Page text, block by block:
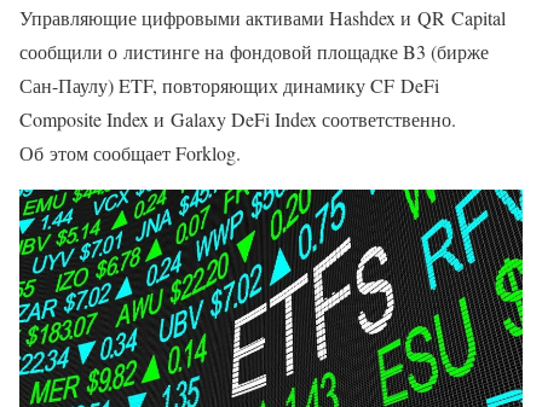
Управляющие цифровыми активами Hashdex и QR Capital
сообщили о листинге на фондовой площадке B3 (бирже
Сан-Паулу) ETF, повторяющих динамику CF DeFi
Composite Index и Galaxy DeFi Index соответственно.
Об этом сообщает Forklog.